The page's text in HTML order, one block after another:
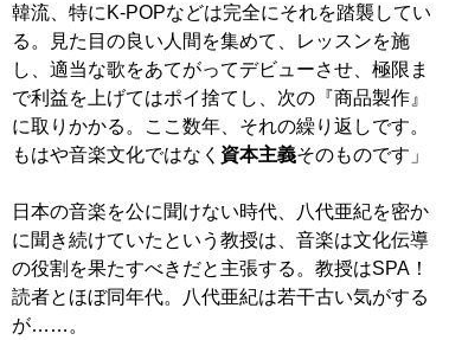
韓流、特にK-POPなどは完全にそれを踏襲してい
る。見た目の良い人間を集めて、レッスンを施
し、適当な歌をあてがってデビューさせ、極限ま
で利益を上げてはポイ捨てし、次の『商品製作』
に取りかかる。ここ数年、それの繰り返しです。
もはや音楽文化ではなく 資本主義そのものです」
日本の音楽を公に聞けない時代、八代亜紀を密か
に聞き続けていたという教授は、音楽は文化伝導
の役割を果たすべきだと主張する。教授はSPA！
読者とほぼ同年代。八代亜紀は若干古い気がする
が……。